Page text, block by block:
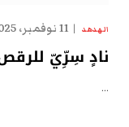
الهدهد 11 نوفمبر، 2025
نادٍ سِرِّيّ
…